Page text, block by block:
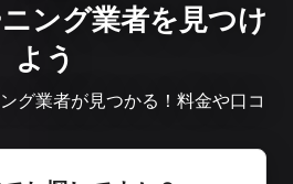
ング業者を見つけ
よう
グ業者が見つかる！料金や口コ